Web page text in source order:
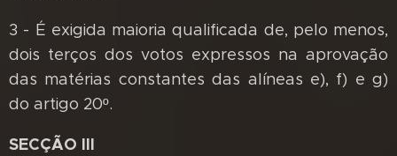
3 - É exigida maioria qualificada de, pelo menos,
dois terços dos votos expressos na aprovação
das matérias constantes das alíneas e), f) e g)
do artigo 20º.
SECÇÃO III